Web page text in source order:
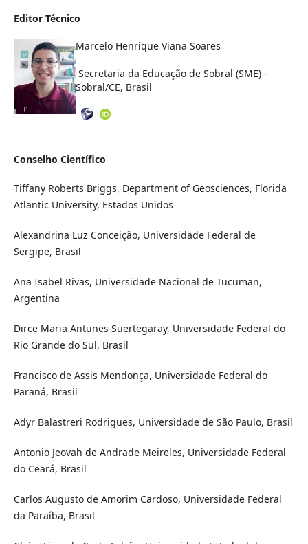
Editor Técnico
Marcelo Henrique Viana Soares
Secretaria da Educação de Sobral (SME) -
Sobral/CE, Brasil
Conselho Científico
Tiffany Roberts Briggs, Department of Geosciences, Florida
Atlantic University, Estados Unidos
Alexandrina Luz Conceição, Universidade Federal de
Sergipe, Brasil
Ana Isabel Rivas, Universidade Nacional de Tucuman,
Argentina
Dirce Maria Antunes Suertegaray, Universidade Federal do
Rio Grande do Sul, Brasil
Francisco de Assis Mendonça, Universidade Federal do
Paraná, Brasil
Adyr Balastreri Rodrigues, Universidade de São Paulo, Brasil
Antonio Jeovah de Andrade Meireles, Universidade Federal
do Ceará, Brasil
Carlos Augusto de Amorim Cardoso, Universidade Federal
da Paraíba, Brasil